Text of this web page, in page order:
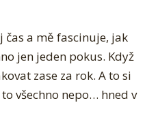
E
M
K
D
čas a mě fascinuje, jak
jen jeden pokus. Když
zase za rok. A to si
všechno nepo… hned v